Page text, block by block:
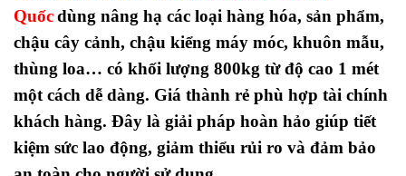
Quốcdùng nâng hạ các loại hàng hóa, sản phẩm,
chậu cây cảnh, chậu kiểng máy móc, khuôn mẫu,
thùng loa… có khối lượng 800kg từ độ cao 1 mét
một cách dễ dàng. Giá thành rẻ phù hợp tài chính
khách hàng. Đây là giải pháp hoàn hảo giúp tiết
kiệm sức lao động, giảm thiểu rủi ro và đảm bảo